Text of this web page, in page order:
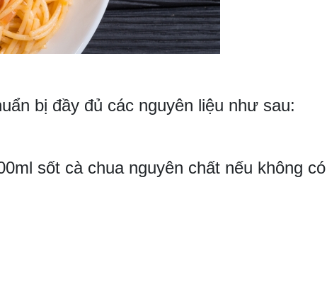
bị đầy đủ các nguyên liệu như sau:
sốt cà chua nguyên chất nếu không